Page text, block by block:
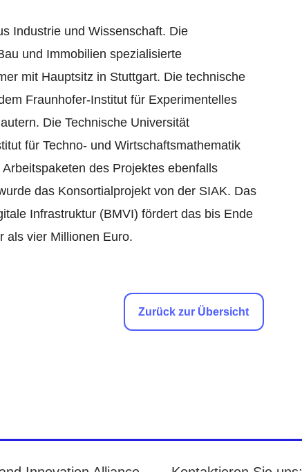
Industrie und Wissenschaft. Die
und Immobilien spezialisierte
mit Hauptsitz in Stuttgart. Die technische
Fraunhofer-Institut für Experimentelles
Die Technische Universität
für Techno- und Wirtschaftsmathematik
des Projektes ebenfalls
das Konsortialprojekt von der SIAK. Das
Infrastruktur (BMVI) fördert das bis Ende
als vier Millionen Euro.
Zurück zur Übersicht